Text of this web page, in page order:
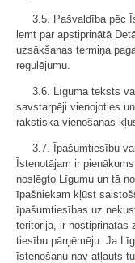
3.5. Pašvaldība pēc
lemt par apstiprinātā
uzsākšanas termiņa
regulējumu.
3.6. Līguma teksts
savstarpēji vienojoties
rakstiska vienošanas
3.7. Īpašumtiesību
Īstenotājam ir
noslēgto Līgumu un tā
īpašniekam kļūst
īpašumtiesības uz
teritorijā, ir nostiprinātas
tiesību pārņēmēju. Ja
īstenošanu nav atļauts